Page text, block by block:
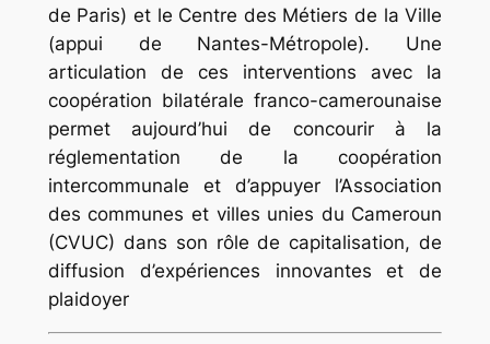
de Paris) et le Centre des Métiers de la Ville
(appui de Nantes-Métropole). Une
articulation de ces interventions avec la
coopération bilatérale franco-camerounaise
permet aujourd’hui de concourir à la
réglementation de la coopération
intercommunale et d’appuyer l’Association
des communes et villes unies du Cameroun
(CVUC) dans son rôle de capitalisation, de
diffusion d’expériences innovantes et de
plaidoyer